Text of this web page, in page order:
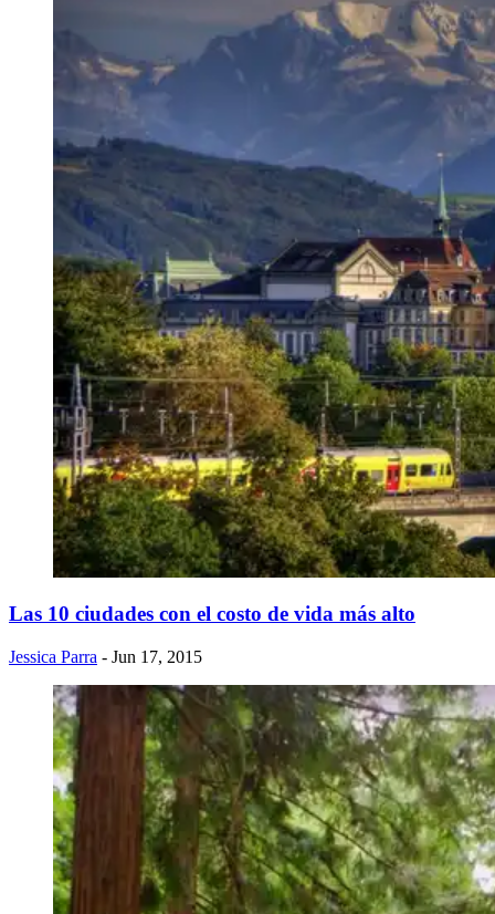
Las 10 ciudades con el costo de vida más alto
Jessica Parra - Jun 17, 2015